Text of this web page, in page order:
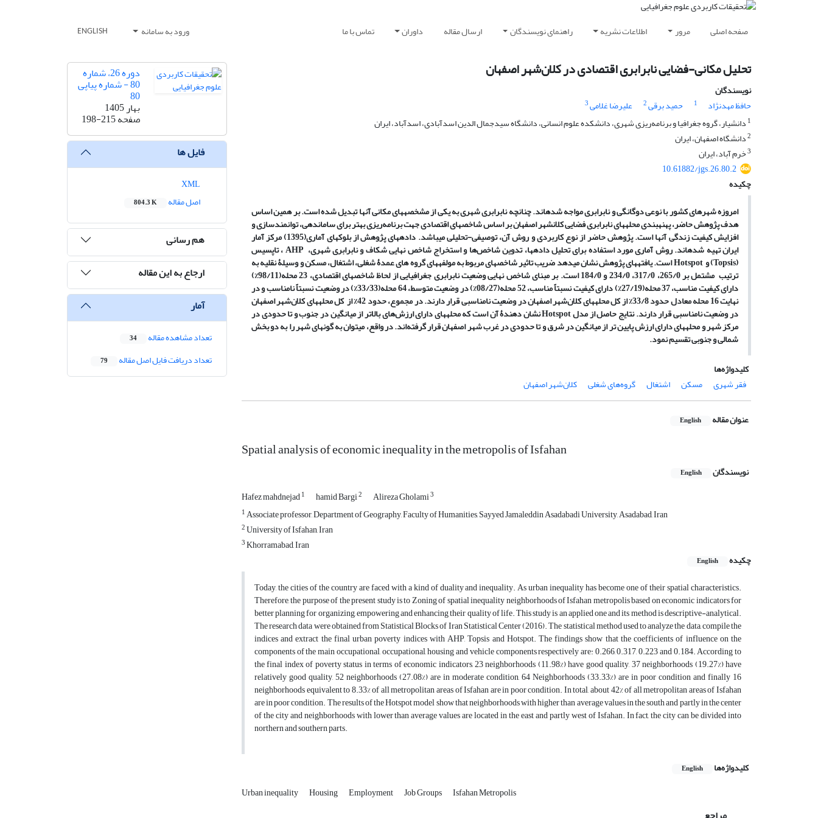
صفحه اصلی مرور اطلاعات نشریه راهنمای نویسندگان ارسال مقاله داوران تماس با ما ورود به سامانه ENGLISH
تحلیل مکانی-فضایی نابرابری اقتصادی در کلان‌شهر اصفهان
نویسندگان
حافظ مهدنژاد
1 حمید برقی2 علیرضا غلامی3
1 دانشیار، گروه جغرافیا و برنامه‌ریزی شهری، دانشکده علوم انسانی، دانشگاه سیدجمال الدین اسدآبادی، اسدآباد، ایران
2دانشگاه اصفهان، ایران
3خرم آباد، ایران
10.61882/jgs.26.80.2
چکیده
امروزه شهرهای کشور با نوعی دوگانگی و نابرابری مواجه شده­اند. چنان­چه نابرابری شهری به یکی از مشخصه­های مکانی آنها تبدیل شده است. بر همین اساس
هدف پژوهش حاضر، پهنه­بندی محله­های نابرابری فضایی کلان­شهر اصفهان بر اساس شاخص­های اقتصادی جهت برنامه‌ریزی بهتر برای ساماندهی، توانمندسازی و
افزایش کیفیت زندگی آنها است. پژوهش حاضر از نوع کاربردی و روش آن، توصیفی-تحلیلی می­باشد. داده­های پژوهش از بلوک­های آماری(1395) مرکز آمار
ایران تهیه شده­اند. روش آماری مورد استفاده برای تحلیل داده­ها، تدوین شاخصها و استخراج شاخص نهایی شکاف و نابرابری شهری، AHP، تاپسیس
(
Topsis) وHotspotاست. یافته­های پژوهش نشان می­دهد ضریب تاثیر شاخص­های مربوط به مولفه­های گروه های عمدۀ شغلی، اشتغال، مسکن و وسیلۀ نقلیه به
ترتیب مشتمل بر 265/0، 317/0، 234/0 و 184/0 است. بر مبنای شاخص نهایی وضعیت نابرابری جغرافیایی از لحاظ شاخص­های اقتصادی، 23 محله(98/11%)
دارای کیفیت مناسب، 37 محله(27/19%) دارای کیفیت نسبتاً مناسب، 52 محله(08/27%) در وضعیت متوسط، 64 محله(33/33%) در وضعیت نسبتاً نامناسب و در
نهایت 16 محله معادل حدود 33/8% از کل محله­های کلان‌شهر اصفهان در وضعیت نامناسبی قرار دارند. در مجموع، حدود 42% از کل محله­های کلان‌شهر اصفهان
در وضعیت نامناسبی قرار دارند. نتایج حاصل از مدلHotspotنشان دهندۀ آن است که محله­های دارای ارزش‌های بالاتر از میانگین در جنوب و تا حدودی در
مرکز شهر و محله­های دارای ارزش پایین تر از میانگین در شرق و تا حدودی در غرب شهر اصفهان قرار گرفته‌اند. در واقع، می­توان به گونه­ای شهر را به دو بخش
شمالی و جنوبی تقسیم نمود.
کلیدواژه‌ها
فقر شهری
مسکن اشتغال گروه‌های شغلی کلان‌شهر اصفهان
عنوان مقاله English
Spatial analysis of economic inequality in the metropolis of Isfahan
نویسندگان English
Hafez mahdnejad1 hamid Bargi2 Alireza Gholami3
1Associate professor, Department of Geography, Faculty of Humanities, Sayyed Jamaleddin Asadabadi University, Asadabad, Iran
2University of Isfahan, Iran
3Khorramabad, Iran
چکیده
English
Today, the cities of the country are faced with a kind of duality and inequality.As urban inequality has become one of their spatial characteristics.
Therefore, the purpose of the present study is to Zoning of spatial inequality neighborhoods of Isfahan metropolis based on economic indicators for
better planning for organizing, empowering and enhancing their quality of life. This study is an applied one and its method is descriptive-analytical.
The research data were obtained from Statistical Blocks of Iran Statistical Center (2016). The statistical method used to analyze the data, compile the
indices and extract the final urban poverty indices with AHP, Topsis and Hotspot. The findings show that the coefficients of influence on the
components of the main occupational, occupational, housing and vehicle components respectively are: 0.266, 0.317, 0.223 and 0.184. According to
the final index of poverty status in terms of economic indicators, 23 neighborhoods (11.98%) have good quality, 37 neighborhoods (19.27%) have
relatively good quality, 52 neighborhoods (27.08%) are in moderate condition, 64 Neighborhoods (33.33%) are in poor condition and finally 16
neighborhoods equivalent to 8.33% of all metropolitan areas of Isfahan are in poor condition. In total, about 42% of all metropolitan areas of Isfahan
are in poor condition. The results of the Hotspot model show that neighborhoods with higher than average values in the south and partly in the center
of the city and neighborhoods with lower than average values are located in the east and partly west of Isfahan. In fact, the city can be divided into
northern and southern parts.
کلیدواژه‌ها English
Urban inequality Housing Employment Job Groups Isfahan Metropolis
دوره 26، شماره
80 - شماره پیاپی
80
بهار 1405
صفحه198-215
فایل ها
اصل مقاله
804.3 K
هم رسانی
ارجاع به این مقاله
آمار
تعداد مشاهده مقاله 34
تعداد دریافت فایل اصل مقاله 79